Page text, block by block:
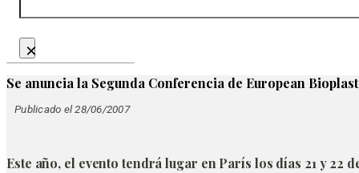
×
Se anuncia la Segunda Conferencia de European
Publicado el 28/06/2007
Este año, el evento tendrá lugar en París los días 21 y 22